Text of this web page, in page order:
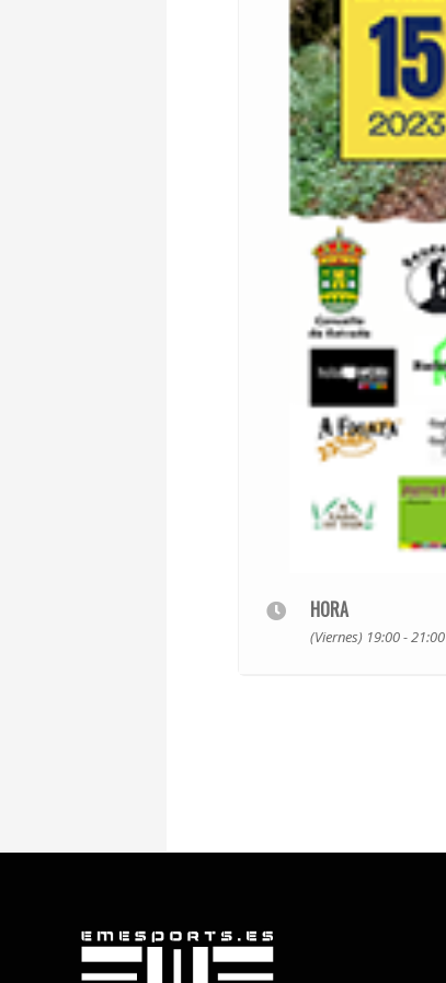
HORA
(Viernes) 19:00 - 21:00